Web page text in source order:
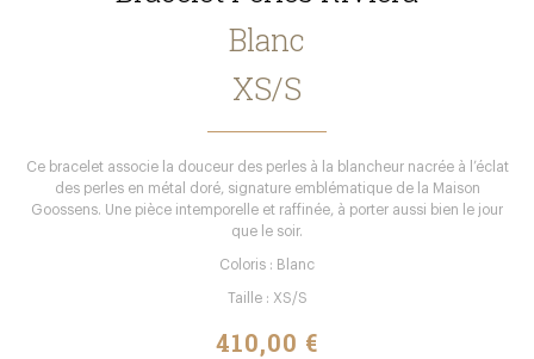
Blanc
XS/S
Ce bracelet associe la douceur des perles à la blancheur nacrée à l’éclat
des perles en métal doré, signature emblématique de la Maison
Goossens. Une pièce intemporelle et raffinée, à porter aussi bien le jour
que le soir.
Coloris : Blanc
Taille : XS/S
410,00 €